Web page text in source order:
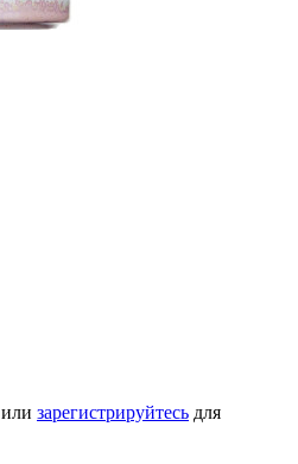
или зарегистрируйтесь для